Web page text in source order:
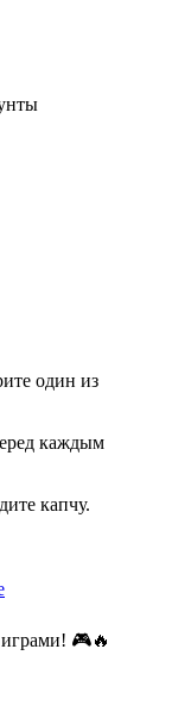
один из
каждым
капчу.
🎮🔥